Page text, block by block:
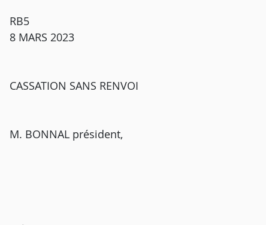
RB5
8 MARS 2023
CASSATION SANS RENVOI
M. BONNAL président,